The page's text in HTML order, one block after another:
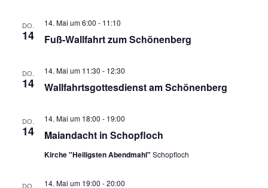
DO.
14 Fuß-Wallfahrt zum Schönenberg
14. Mai um 6:00 - 11:10
DO.
14 Wallfahrtsgottesdienst am Schönenberg
14. Mai um 11:30 - 12:30
DO.
14 Maiandacht in Schopfloch
14. Mai um 18:00 - 19:00
Kirche "Heiligsten Abendmahl" Schopfloch
DO. 14. Mai um 19:00 -20:00